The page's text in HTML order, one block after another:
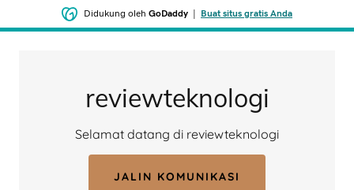
Didukung oleh GoDaddy Buat situs gratis Anda
reviewteknologi
Selamat datang di reviewteknologi
JALIN KOMUNIKASI